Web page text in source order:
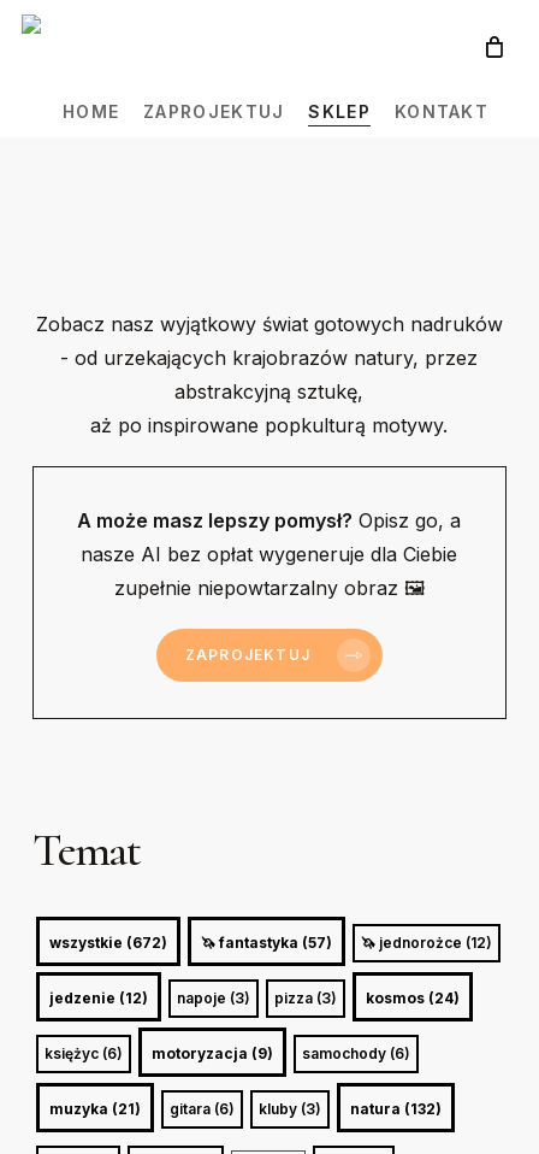
Skip
contentHOME ZAPROJEKTUJ SKLEP KONTAKT
Zobacz nasz wyjątkowy świat gotowych nadruków
- od urzekających krajobrazów natury, przez
abstrakcyjną sztukę,
aż po inspirowane popkulturą motywy.
A może masz lepszy pomysł? Opisz go, a
nasze AI bez opłat wygeneruje dla Ciebie
zupełnie niepowtarzalny obraz 🖼
ZAPROJEKTUJ
Temat
wszystkie (672) 🦄 fantastyka (57) 🦄 jednorożce (12)
jedzenie (12) napoje (3) pizza (3) kosmos (24)
księżyc (6) motoryzacja (9) samochody (6)
muzyka (21) gitara (6) kluby (3) natura (132)